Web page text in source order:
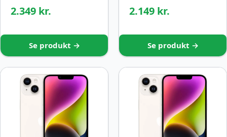
2.349 kr.
Se produkt →
2.149 kr.
Se produkt →